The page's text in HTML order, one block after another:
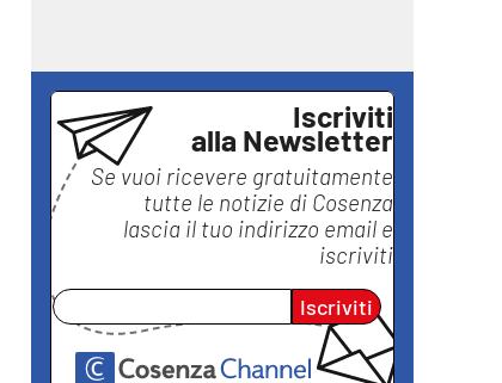
Iscriviti
alla Newsletter
Se vuoi ricevere gratuitamente
tutte le notizie di Cosenza
lascia il tuo indirizzo email e
iscriviti
Iscriviti